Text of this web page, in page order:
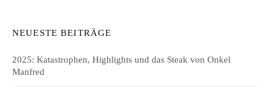
NEUESTE BEITRÄGE
2025: Katastrophen, Highlights und das Steak von Onkel
Manfred